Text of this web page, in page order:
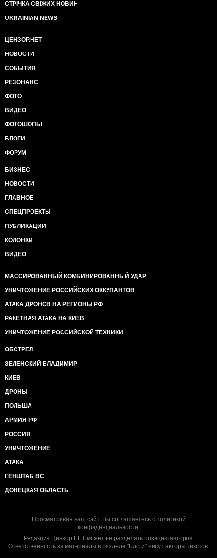
СТРІЧКА СВІЖИХ НОВИН
UKRAINIAN NEWS
ЦЕНЗОР.НЕТ
НОВОСТИ
СОБЫТИЯ
РЕЗОНАНС
ФОТО
ВИДЕО
ФОТОШОПЫ
БЛОГИ
ФОРУМ
БИЗНЕС
НОВОСТИ
ГЛАВНОЕ
СПЕЦПРОЕКТЫ
ПУБЛИКАЦИИ
КОЛОНКИ
ВИДЕО
МАССИРОВАННЫЙ КОМБИНИРОВАННЫЙ УДАР
УНИЧТОЖЕНИЕ РОССИЙСКИХ ОККУПАНТОВ
АТАКА ДРОНОВ НА РЕГИОНЫ РФ
РАКЕТНАЯ АТАКА НА КИЕВ
УНИЧТОЖЕНИЕ РОССИЙСКОЙ ТЕХНИКИ
ОБСТРЕЛ
ЗЕЛЕНСКИЙ ВЛАДИМИР
КИЕВ
ДРОНЫ
ПОЛЬША
АРМИЯ РФ
РОССИЯ
УНИЧТОЖЕНИЕ
АТАКА
ГЕНШТАБ ВС
ДОНЕЦКАЯ ОБЛАСТЬ
Просматривая наш сайт, Вы соглашаетесь с политикой
конфиденциальности.
Редакция Цензор.НЕТ может не разделять позицию авторов.
Ответственность за материалы в разделе "Блоги" несут авторы текстов.